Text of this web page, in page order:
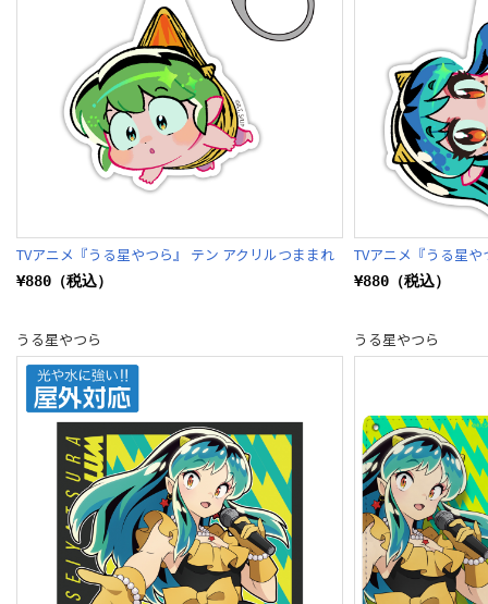
TVアニメ『うる星やつら』 テン アクリルつままれ
¥880（税込）
TVアニメ『うる星
¥880（税込）
うる星やつら うる星やつら